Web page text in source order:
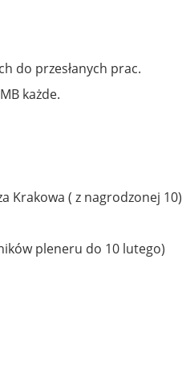
do przesłanych prac.
każde.
Krakowa ( z nagrodzonej 10)
pleneru do 10 lutego)